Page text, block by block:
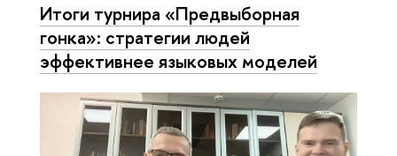
Итоги турнира «Предвыборная
гонка»: стратегии людей
эффективнее языковых моделей